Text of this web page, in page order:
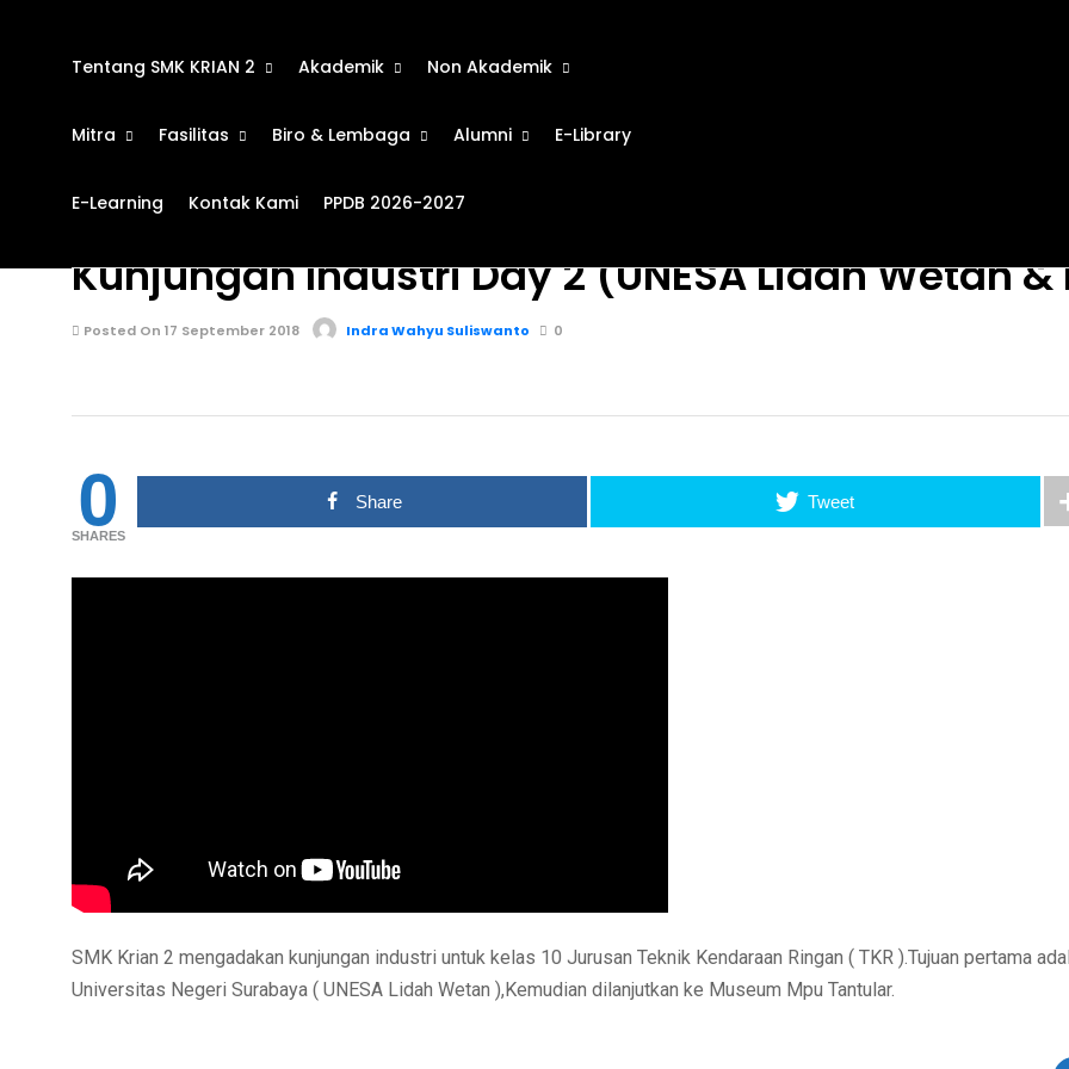
Tentang SMK KRIAN 2 Akademik Non Akademik
Mitra Fasilitas Biro & Lembaga Alumni E-Library
E-Learning Kontak Kami PPDB 2026-2027
Kunjungan Industri Day 2 (UNESA Lidah Wetan &
Posted On 17 September 2018 Indra Wahyu Suliswanto 0
0
SHARES
Share Tweet
SMK Krian 2 mengadakan kunjungan industri untuk kelas 10 Jurusan Teknik Kendaraan Ringan ( TKR ).Tujuan pertama
Universitas Negeri Surabaya ( UNESA Lidah Wetan ),Kemudian dilanjutkan ke Museum Mpu Tantular.